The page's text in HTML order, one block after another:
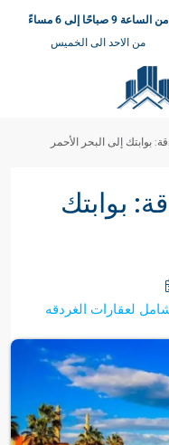
من الساعة 9 صباحًا إلى 6 مساءً
من الاحد الى الخميس
بوابتك إلى البحر الأحمر
بوابتك
لعقارات الغردقه